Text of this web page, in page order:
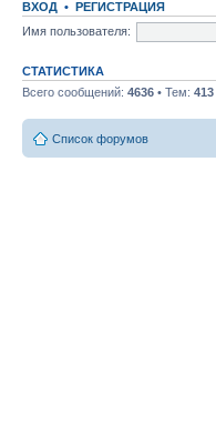
ВХОД • РЕГИСТРАЦИЯ
Имя пользователя:
СТАТИСТИКА
Всего сообщений: 4636 • Тем: 413
Список форумов